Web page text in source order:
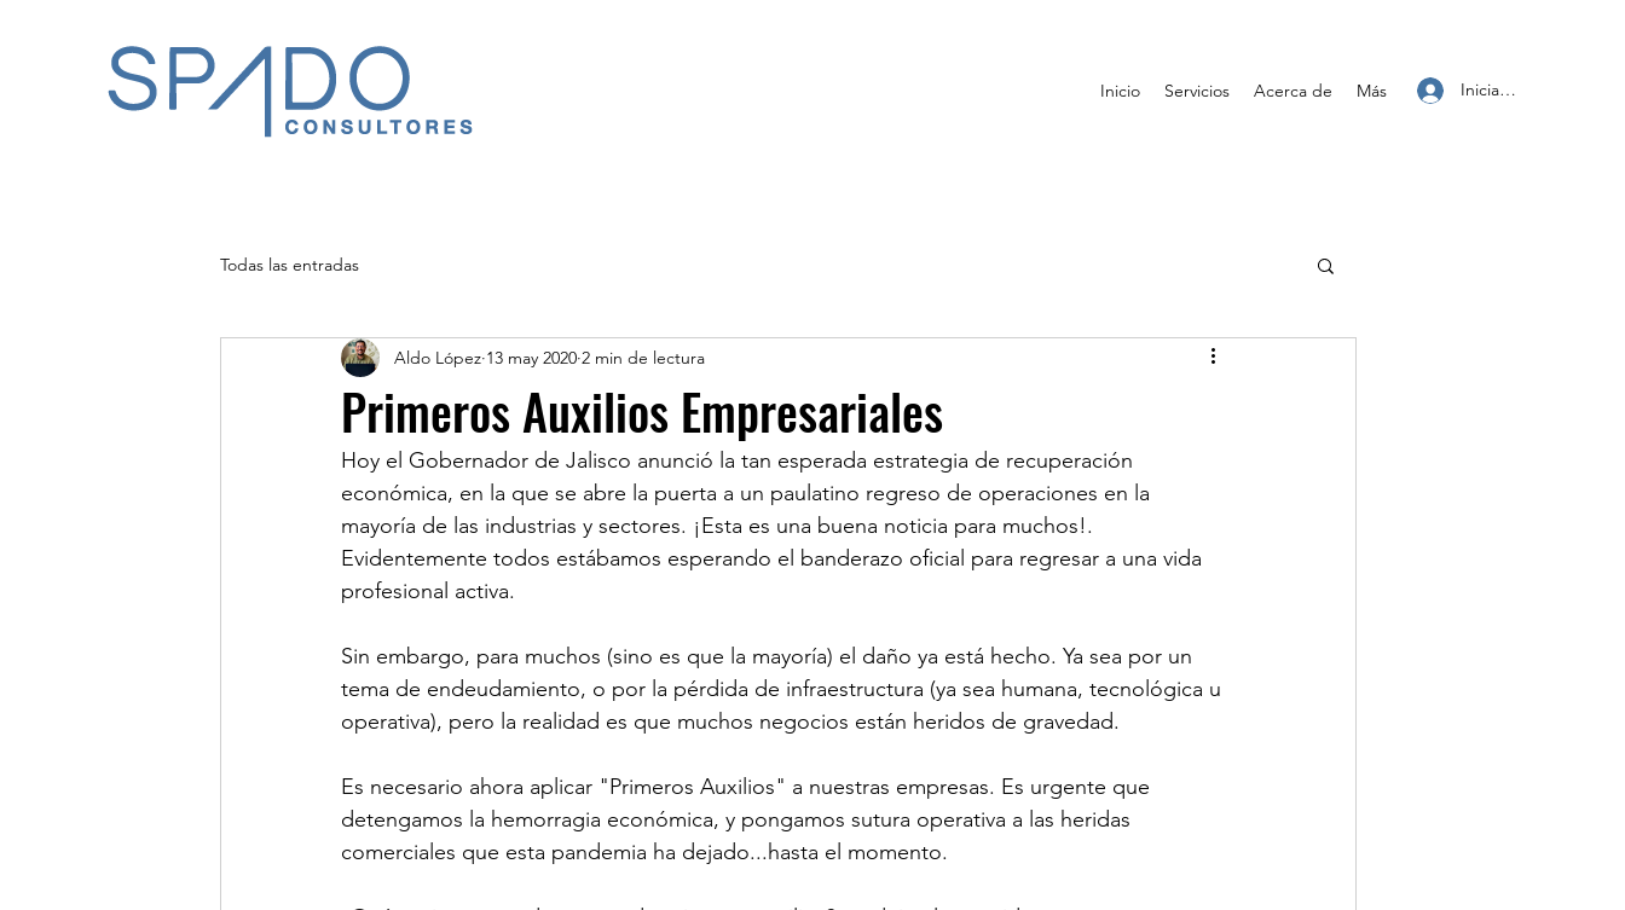
Inicio Servicios Acerca de Más Iniciar sesión
Todas las entradas
Primeros Auxilios Empresariales
Aldo López 13 may 2020 2 min de lectura
Hoy el Gobernador de Jalisco anunció la tan esperada estrategia de recuperación
económica, en la que se abre la puerta a un paulatino regreso de operaciones en la
mayoría de las industrias y sectores. ¡Esta es una buena noticia para muchos!.
Evidentemente todos estábamos esperando el banderazo oficial para regresar a una vida
profesional activa.
Sin embargo, para muchos (sino es que la mayoría) el daño ya está hecho. Ya sea por un
tema de endeudamiento, o por la pérdida de infraestructura (ya sea humana, tecnológica u
operativa), pero la realidad es que muchos negocios están heridos de gravedad.
Es necesario ahora aplicar "Primeros Auxilios" a nuestras empresas. Es urgente que
detengamos la hemorragia económica, y pongamos sutura operativa a las heridas
comerciales que esta pandemia ha dejado...hasta el momento.